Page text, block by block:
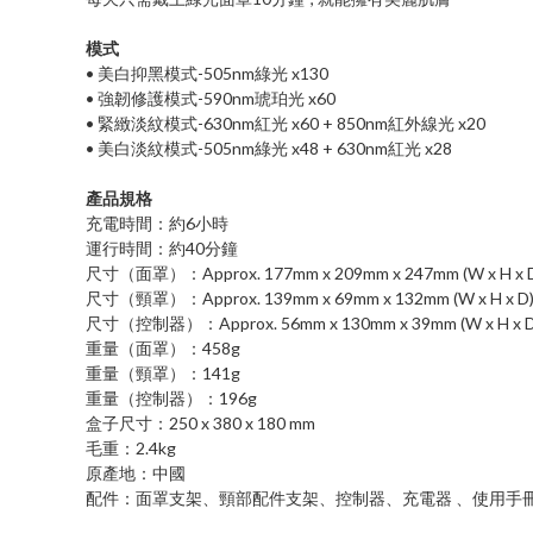
模式
• 美白抑黑模式-505nm綠光 x130
• 強韌修護模式-590nm琥珀光 x60
• 緊緻淡紋模式-630nm紅光 x60 + 850nm紅外線光 x20
• 美白淡紋模式-505nm綠光 x48 + 630nm紅光 x28
產品規格
充電時間：約6小時
運行時間：約40分鐘
尺寸（面罩）：Approx. 177mm x 209mm x 247mm (W x H x
尺寸（頸罩）：Approx. 139mm x 69mm x 132mm (W x H x D)
尺寸（控制器）：Approx. 56mm x 130mm x 39mm (W x H x
重量（面罩）：458g
重量（頸罩）：141g
重量（控制器）：196g
盒子尺寸：250 x 380 x 180 mm
毛重：2.4kg
原產地：中國
配件：面罩支架、頸部配件支架、控制器、充電器 、使用手